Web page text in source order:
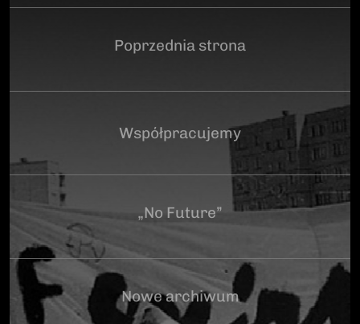
Poprzednia strona
Współpracujemy
„No Future”
Nowe archiwum